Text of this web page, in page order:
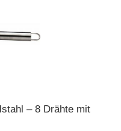
– 8 Drähte mit